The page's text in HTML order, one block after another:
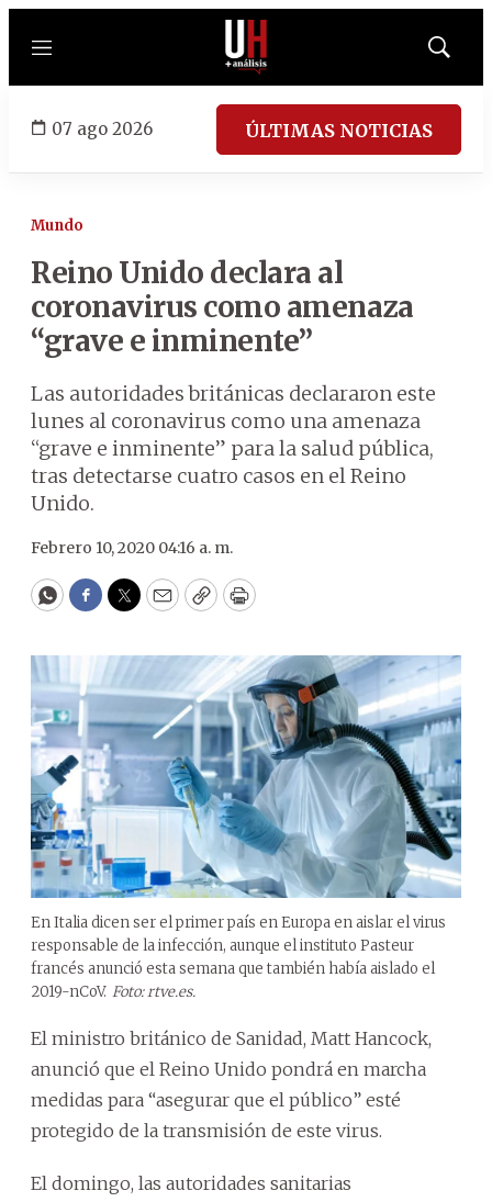
Menú
Mostrar
07 ago 2026 ÚLTIMAS NOTICIAS
Mundo
Reino Unido declara al
coronavirus como amenaza
“grave e inminente”
Las autoridades británicas declararon este
lunes al coronavirus como una amenaza
“grave e inminente” para la salud pública,
tras detectarse cuatro casos en el Reino
Unido.
Febrero 10, 2020 04:16 a. m.
WhatsApp
Facebook
Twitter
EmailCopyPrint
En Italia dicen ser el primer país en Europa en aislar el virus
responsable de la infección, aunque el instituto Pasteur
francés anunció esta semana que también había aislado el
2019-nCoV. Foto: rtve.es.
El ministro británico de Sanidad, Matt Hancock,
anunció que el Reino Unido pondrá en marcha
medidas para “asegurar que el público” esté
protegido de la transmisión de este virus.
El domingo, las autoridades sanitarias